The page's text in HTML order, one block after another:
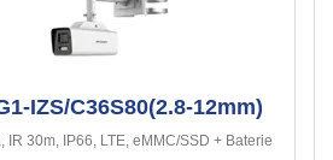
IZS/C36S80(2.8-12mm)
IR 30m, IP66, LTE, eMMC/SSD + Baterie